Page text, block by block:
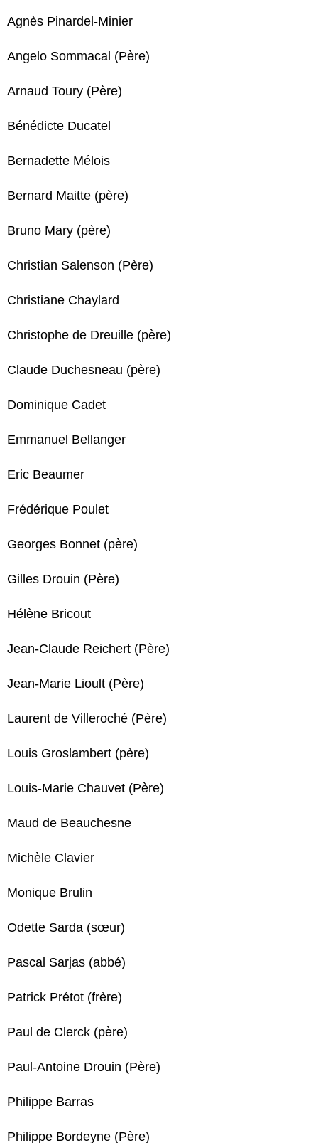
Agnès Pinardel-Minier
Angelo Sommacal (Père)
Arnaud Toury (Père)
Bénédicte Ducatel
Bernadette Mélois
Bernard Maitte (père)
Bruno Mary (père)
Christian Salenson (Père)
Christiane Chaylard
Christophe de Dreuille (père)
Claude Duchesneau (père)
Dominique Cadet
Emmanuel Bellanger
Eric Beaumer
Frédérique Poulet
Georges Bonnet (père)
Gilles Drouin (Père)
Hélène Bricout
Jean-Claude Reichert (Père)
Jean-Marie Lioult (Père)
Laurent de Villeroché (Père)
Louis Groslambert (père)
Louis-Marie Chauvet (Père)
Maud de Beauchesne
Michèle Clavier
Monique Brulin
Odette Sarda (sœur)
Pascal Sarjas (abbé)
Patrick Prétot (frère)
Paul de Clerck (père)
Paul-Antoine Drouin (Père)
Philippe Barras
Philippe Bordeyne (Père)